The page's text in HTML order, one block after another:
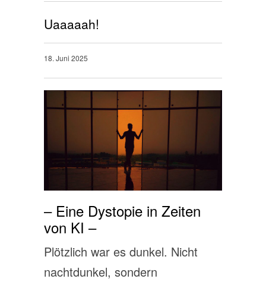
Uaaaaah!
18. Juni 2025
– Eine Dystopie in Zeiten
von KI –
Plötzlich war es dunkel. Nicht
nachtdunkel, sondern